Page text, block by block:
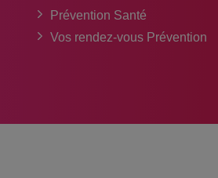
Prévention Santé
Vos rendez-vous Prévention